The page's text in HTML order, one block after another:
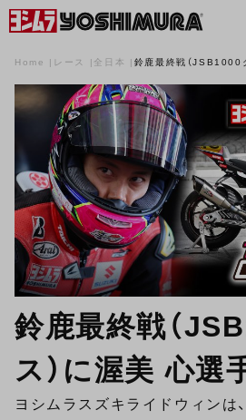
Home レース 全日本 鈴鹿最終戦（JSB1000
鈴鹿最終戦（
ス）に渥美 心選
ヨシムラスズキライドウィンは